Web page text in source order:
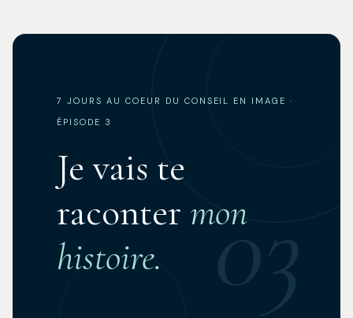
7 JOURS AU COEUR DU CONSEIL EN IMAGE ·
ÉPISODE 3
Je vais te
raconter mon
histoire.
03